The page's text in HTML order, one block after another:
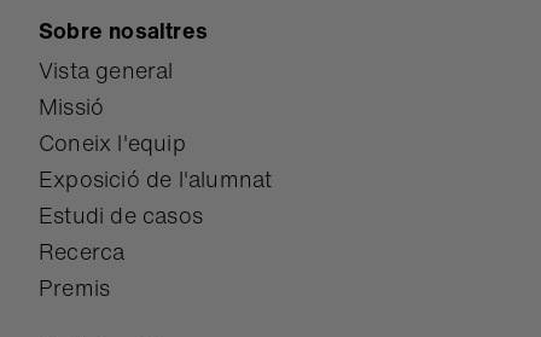
Sobre nosaltres
Vista general
Missió
Coneix l'equip
Exposició de l'alumnat
Estudi de casos
Recerca
Premis